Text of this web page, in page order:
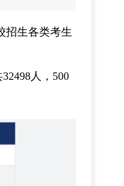
招生各类考生
人，500